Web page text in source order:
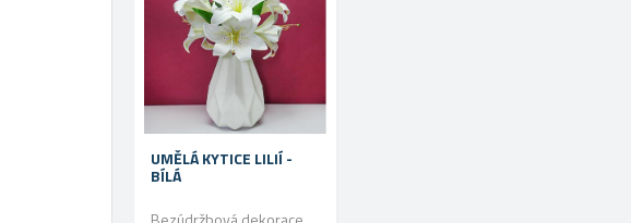
UMĚLÁ KYTICE LILIÍ -
BÍLÁ